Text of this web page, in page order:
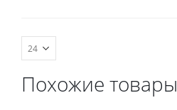
Похожие товары